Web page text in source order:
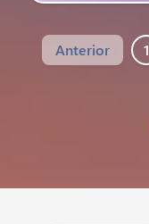
Anterior 1